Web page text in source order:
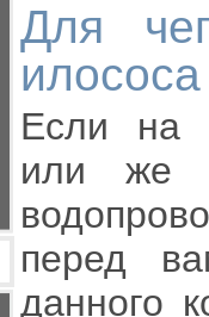
Для
Если на
или же
перед
данного